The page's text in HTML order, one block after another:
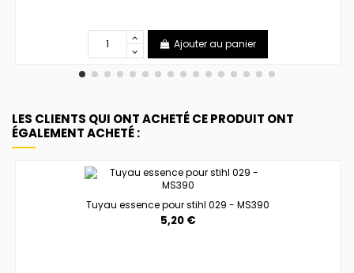
Ajouter au panier
LES CLIENTS QUI ONT ACHETÉ CE PRODUIT ONT
ÉGALEMENT ACHETÉ :
Tuyau essence pour stihl 029 - MS390
5,20 €